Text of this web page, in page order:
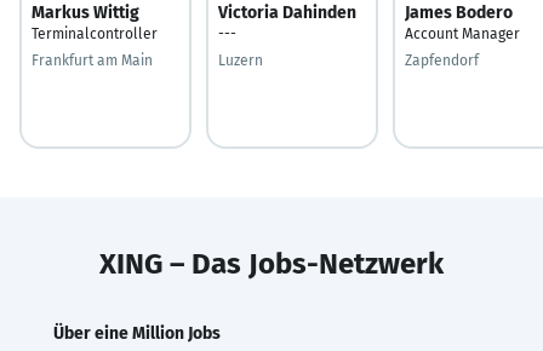
Markus Wittig
Terminalcontroller
Frankfurt am Main
Victoria Dahinden
---
Luzern
James Bodero
Account Manager
Zapfendorf
XING – Das Jobs-Netzwerk
Über eine Million Jobs